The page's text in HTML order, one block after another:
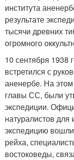
института
результате
тысячи древних
огромного
10 сентября
встретился с
аненербе. На
главы СС, были
экспедиции.
натуралистов
экспедицию
рейха,
востоковеды,